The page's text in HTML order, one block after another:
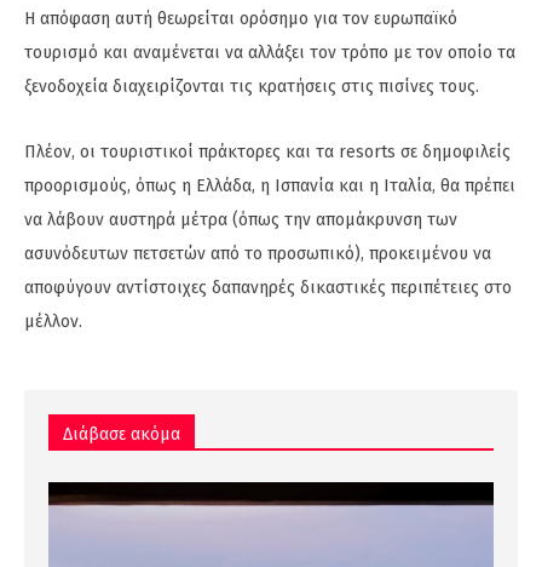
Η απόφαση αυτή θεωρείται ορόσημο για τον ευρωπαϊκό
τουρισμό και αναμένεται να αλλάξει τον τρόπο με τον οποίο τα
ξενοδοχεία διαχειρίζονται τις κρατήσεις στις πισίνες τους.
Πλέον, οι τουριστικοί πράκτορες και τα resorts σε δημοφιλείς
προορισμούς, όπως η Ελλάδα, η Ισπανία και η Ιταλία, θα πρέπει
να λάβουν αυστηρά μέτρα (όπως την απομάκρυνση των
ασυνόδευτων πετσετών από το προσωπικό), προκειμένου να
αποφύγουν αντίστοιχες δαπανηρές δικαστικές περιπέτειες στο
μέλλον.
Διάβασε ακόμα